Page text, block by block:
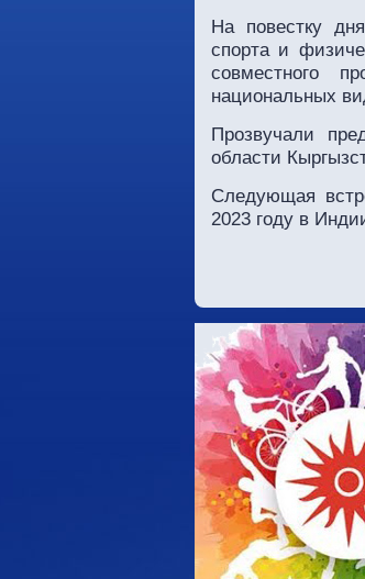
На повестку
спорта и
совместного
национальных
Прозвучали
области
Следующая
2023 году в